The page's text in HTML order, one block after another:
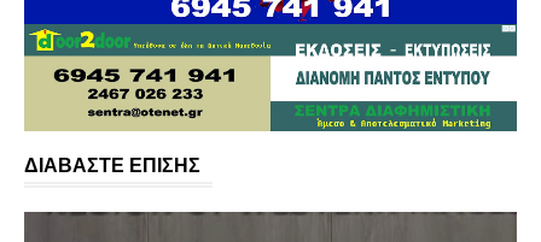
ΔΙΑΒΑΣΤΕ ΕΠΙΣΗΣ